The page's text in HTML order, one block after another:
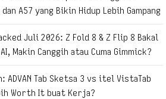
dan A57 yang Bikin Hidup Lebih Gampang
Juli 2026: Z Fold 8 & Z Flip 8 Bakal
Makin Canggih atau Cuma Gimmick?
ADVAN Tab Sketsa 3 vs itel VistaTab
Worth It buat Kerja?